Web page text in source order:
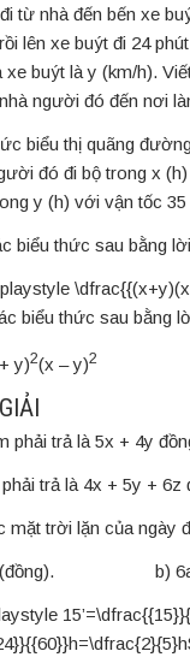
từ nhà đến bến xe
lên xe buýt đi 24
xe buýt là y (km/h).
người đó đến nơi
biểu thị quãng
đó đi bộ trong x
y (h) với vận tốc 35
biểu thức sau bằng
biểu thức sau bằng
y)2(x – y)2
phải trả là 5x + 4y
trả là 4x + 5y + 6z
mặt trời lặn của ngày
(đồng). b) 6a –